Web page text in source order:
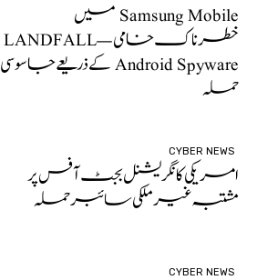
Samsung Mobile میں
خطرناک خامی — LANDFALL
Android Spyware کے ذریعے جاسوسی
حملہ
CYBER NEWS
امریکی کانگریشنل بجٹ آفس پر
مشتبہ غیر ملکی سائبر حملہ
CYBER NEWS